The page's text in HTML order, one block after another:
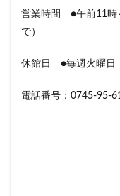
営業時間 ●午前11時
で）
休館日 ●毎週火曜日
電話番号：0745-95-